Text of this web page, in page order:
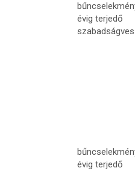
évig terjedő
évig terjedő